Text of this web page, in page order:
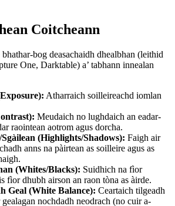
Coitcheann
bog deasachaidh dhealbhan (leithid
One, Darktable) a’ tabhann innealan
Atharraich soilleireachd iomlan
Meudaich no lughdaich an eadar-
raointean aotrom agus dorcha.
(Highlights/Shadows): Faigh air
anns na pàirtean as soilleire agus as
(Whites/Blacks): Suidhich na fìor
fìor dhubh airson an raon tòna as àirde.
Geal (White Balance): Ceartaich tilgeadh
nochdadh neodrach (no cuir a-